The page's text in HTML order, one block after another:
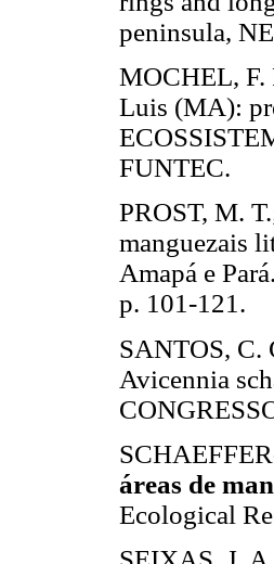
peninsula,
MOCHEL, F.
Luis (MA):
FUNTEC.
PROST, M.
manguezais
Amapá e
p. 101-121.
SANTOS, C.
Avicennia
áreas de
Ecological